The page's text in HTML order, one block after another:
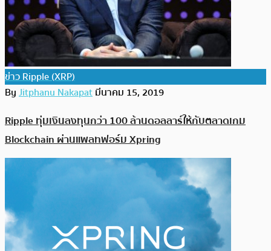
ข่าว Ripple (XRP)
ByJitphanu Nakapatมีนาคม 15, 2019
Ripple ทุ่มเงินลงทุนกว่า 100 ล้านดอลลาร์ให้กับตลาดเกม
Blockchain ผ่านแพลทฟอร์ม Xpring